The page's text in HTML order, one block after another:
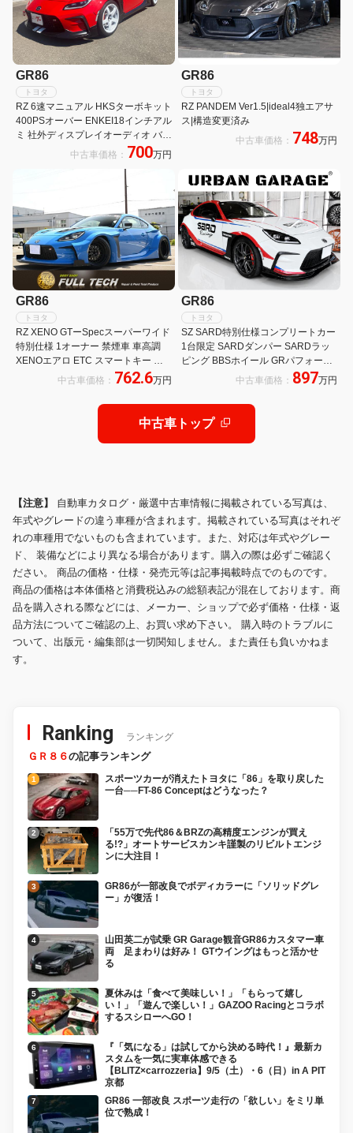
GR86
トヨタ
RZ 6速マニュアル HKSターボキット
400PSオーバー ENKEI18インチアル
ミ 社外ディスプレイオーディオ バッ
中古車価格： 700万円
GR86
トヨタ
RZ PANDEM Ver1.5|ideal4独エアサ
ス|構造変更済み
中古車価格： 748万円
GR86
トヨタ
RZ XENO GTーSpecスーパーワイド
特別仕様 1オーナー 禁煙車 車高調
XENOエアロ ETC スマートキー 純
正メモリーナビ フルセグTV LEDヘ
中古車価格： 762.6万円
GR86
トヨタ
SZ SARD特別仕様コンプリートカー
1台限定 SARDダンパー SARDラッ
ピング BBSホイール GRパフォーマ
ンスソフトウェア書換済み
中古車価格： 897万円
中古車トップ
【注意】 自動車カタログ・厳選中古車情報に掲載されている写真は、
年式やグレードの違う車種が含まれます。掲載されている写真はそれぞ
れの車種用でないものも含まれています。また、対応は年式やグレー
ド、 装備などにより異なる場合があります。購入の際は必ずご確認く
ださい。 商品の価格・仕様・発売元等は記事掲載時点でのものです。
商品の価格は本体価格と消費税込みの総額表記が混在しております。商
品を購入される際などには、メーカー、ショップで必ず価格・仕様・返
品方法についてご確認の上、お買い求め下さい。 購入時のトラブルに
ついて、出版元・編集部は一切関知しません。また責任も負いかねま
す。
Ranking ランキング
ＧＲ８６の記事ランキング
スポーツカーが消えたトヨタに「86」を取り戻した
一台──FT-86 Conceptはどうなった？
「55万で先代86＆BRZの高精度エンジンが買え
る!?」オートサービスカンキ謹製のリビルトエンジ
ンに大注目！
GR86が一部改良でボディカラーに「ソリッドグレ
ー」が復活！
山田英二が試乗 GR Garage観音GR86カスタマー車
両 足まわりは好み！ GTウイングはもっと活かせ
る
夏休みは「食べて美味しい！」「もらって嬉し
い！」「遊んで楽しい！」GAZOO Racingとコラボ
するスシローへGO！
『「気になる」は試してから決める時代！』最新カ
スタムを一気に実車体感できる
【BLITZ×carrozzeria】9/5（土）・6（日）in A PIT
京都
GR86 一部改良 スポーツ走行の「欲しい」をミリ単
位で熟成！